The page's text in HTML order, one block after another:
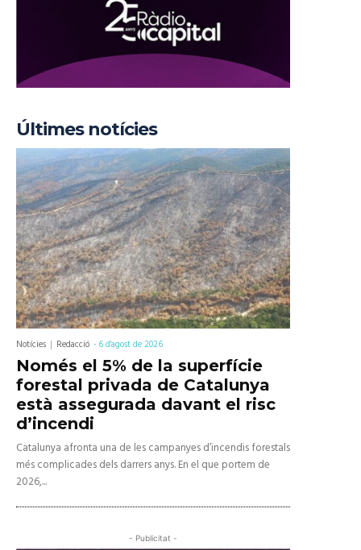
Últimes notícies
Notícies Redacció -6 d'agost de 2026
Només el 5% de la superfície
forestal privada de Catalunya
està assegurada davant el risc
d’incendi
Catalunya afronta una de les campanyes d’incendis forestals
més complicades dels darrers anys. En el que portem de
2026,...
- Publicitat -